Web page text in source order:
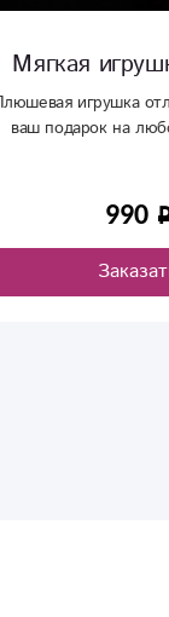
«Бим»
дополнит
праздник.